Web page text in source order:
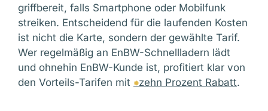
griffbereit, falls Smartphone oder Mobilfunk
streiken. Entscheidend für die laufenden Kosten
ist nicht die Karte, sondern der gewählte Tarif.
Wer regelmäßig an EnBW-Schnellladern lädt
und ohnehin EnBW-Kunde ist, profitiert klar von
den Vorteils-Tarifen mit ⁕zehn Prozent Rabatt.